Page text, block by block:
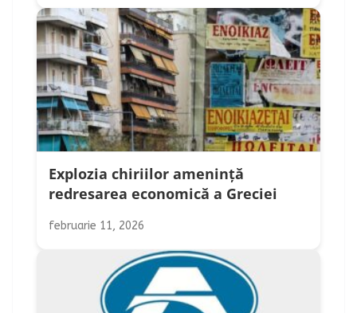
Explozia chiriilor amenință
redresarea economică a Greciei
februarie 11, 2026